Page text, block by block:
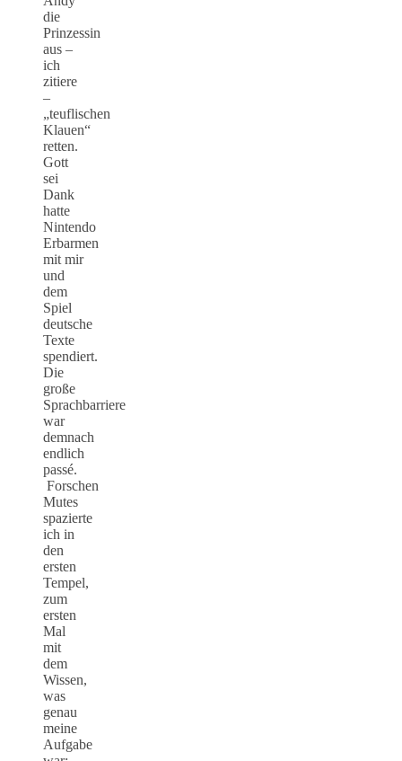
die
Prinzessin
aus –
ich
zitiere
–
„teuflischen
Klauen“
retten.
Gott
sei
Dank
hatte
Nintendo
Erbarmen
mit mir
und
dem
Spiel
deutsche
Texte
spendiert.
Die
große
Sprachbarriere
war
demnach
endlich
passé.
Forschen
Mutes
spazierte
ich in
den
ersten
Tempel,
zum
ersten
Mal
mit
dem
Wissen,
was
genau
meine
Aufgabe